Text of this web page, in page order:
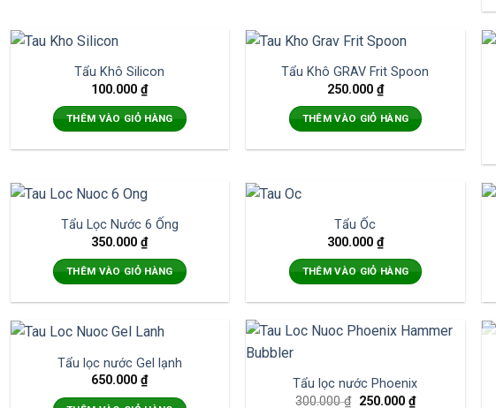
Tẩu Khô Silicon
100.000₫
THÊM VÀO GIỎ HÀNG
Tẩu Khô GRAV Frit Spoon
250.000 ₫
THÊM VÀO GIỎ HÀNG
Tẩu Lọc Nước 6 Ống
350.000₫
THÊM VÀO GIỎ HÀNG
Tẩu Ốc
300.000 ₫
THÊM VÀO GIỎ HÀNG
Tẩu lọc nước Gel lạnh
650.000₫
Tẩu lọc nước Phoenix
300.000₫ 250.000 ₫